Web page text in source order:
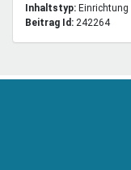
Inhaltstyp:
einrichtung
Beitrag Id: 242264